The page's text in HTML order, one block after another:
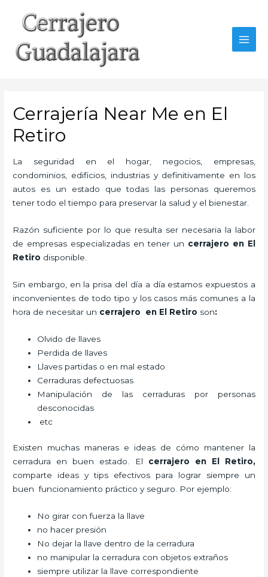
contenido
Cerrajería Near Me en El
Retiro
La seguridad en el hogar, negocios, empresas,
condominios, edificios, industrias y definitivamente en los
autos es un estado que todas las personas queremos
tener todo el tiempo para preservar la salud y el bienestar.
Razón suficiente por lo que resulta ser necesaria la labor
de empresas especializadas en tener un cerrajero en El
Retiro disponible.
Sin embargo, en la prisa del día a día estamos expuestos a
inconvenientes de todo tipo y los casos más comunes a la
hora de necesitar un cerrajero en El Retiro son:
Olvido de llaves
Perdida de llaves
Llaves partidas o en mal estado
Cerraduras defectuosas
Manipulación de las cerraduras por personas
desconocidas
etc
Existen muchas maneras e ideas de cómo mantener la
cerradura en buen estado. El cerrajero en El Retiro,
comparte ideas y tips efectivos para lograr siempre un
buen funcionamiento práctico y seguro. Por ejemplo:
No girar con fuerza la llave
no hacer presión
No dejar la llave dentro de la cerradura
no manipular la cerradura con objetos extraños
siempre utilizar la llave correspondiente